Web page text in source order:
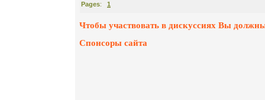
Pages: 1
Чтобы участвовать в дискуссиях Вы
Спонсоры сайта